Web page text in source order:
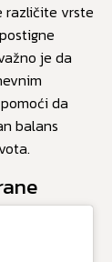
različite vrste
je da
da
balans